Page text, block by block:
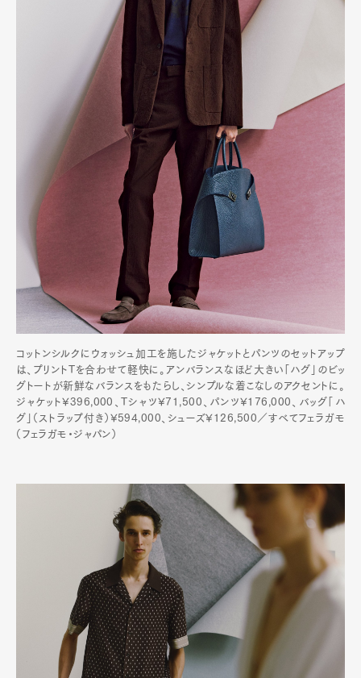
コットンシルクにウォッシュ加工を施したジャケットとパンツのセットアップ
は、プリントTを合わせて軽快に。アンバランスなほど大きい「ハグ」のビッ
グトートが新鮮なバランスをもたらし、シンプルな着こなしのアクセントに。
ジャケット¥396,000、Tシャツ¥71,500、パンツ¥176,000、バッグ「ハ
グ」（ストラップ付き）¥594,000、シューズ¥126,500／すべてフェラガモ
（フェラガモ・ジャパン）